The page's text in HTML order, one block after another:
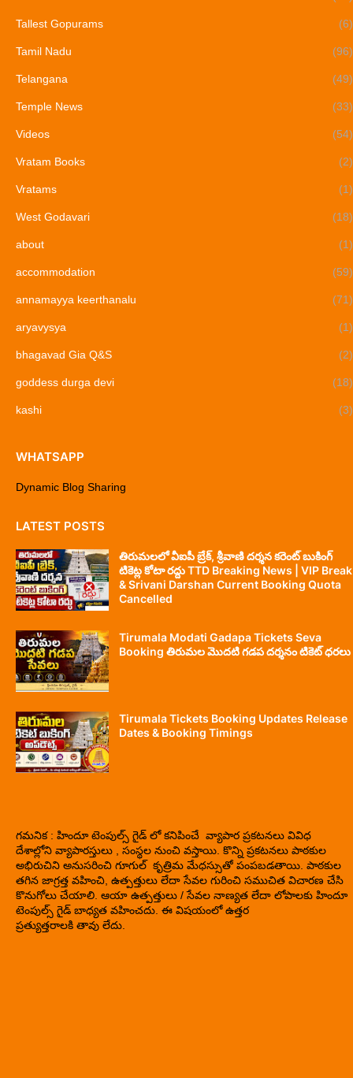
Tallest Gopurams (6)
Tamil Nadu (96)
Telangana (49)
Temple News (33)
Videos (54)
Vratam Books (2)
Vratams (1)
West Godavari (18)
about (1)
accommodation (59)
annamayya keerthanalu (71)
aryavysya (1)
bhagavad Gia Q&S (2)
goddess durga devi (18)
kashi (3)
WHATSAPP
Dynamic Blog Sharing
LATEST POSTS
తిరుమలలో వీఐపీ బ్రేక్, శ్రీవాణి దర్శన కరెంట్ బుకింగ్
టికెట్ల కోటా రద్దు TTD Breaking News | VIP Break
& Srivani Darshan Current Booking Quota
Cancelled
Tirumala Modati Gadapa Tickets Seva
Booking తిరుమల మొదటి గడప దర్శనం టికెట్ ధరలు
Tirumala Tickets Booking Updates Release
Dates & Booking Timings
గమనిక : హిందూ టెంపుల్స్ గైడ్ లో కనిపించే వ్యాపార ప్రకటనలు వివిధ
దేశాల్లోని వ్యాపారస్తులు , సంస్థల నుంచి వస్తాయి. కొన్ని ప్రకటనలు పాఠకుల
అభిరుచిని అనుసరించి గూగుల్ కృత్రిమ మేధస్సుతో పంపబడతాయి. పాఠకుల
తగిన జాగ్రత్త వహించి, ఉత్పత్తులు లేదా సేవల గురించి సముచిత విచారణ చేసి
కొనుగోలు చేయాలి. ఆయా ఉత్పత్తులు / సేవల నాణ్యత లేదా లోపాలకు హిందూ
టెంపుల్స్ గైడ్ బాధ్యత వహించదు. ఈ విషయంలో ఉత్తర
ప్రత్యుత్తరాలకి తావు లేదు.